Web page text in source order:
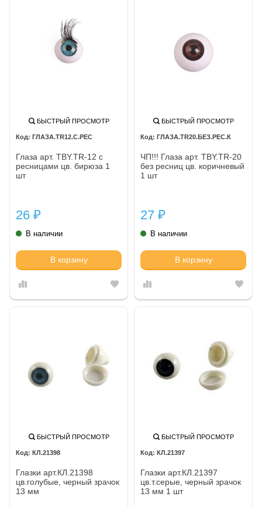
БЫСТРЫЙ ПРОСМОТР
ГЛАЗА.TR12.С.РЕС
Глаза арт. TBY.TR-12 с
ресницами цв. бирюза 1
шт
26 ₽
В наличии
В корзину
БЫСТРЫЙ ПРОСМОТР
ГЛАЗА.TR20.БЕЗ.РЕС.К
ЧП!!! Глаза арт. TBY.TR-20
без ресниц цв. коричневый
1 шт
27 ₽
В наличии
В корзину
БЫСТРЫЙ ПРОСМОТР
КЛ.21398
Глазки арт.КЛ.21398
цв.голубые, черный зрачок
13 мм
БЫСТРЫЙ ПРОСМОТР
КЛ.21397
Глазки арт.КЛ.21397
цв.т.серые, черный зрачок
13 мм 1 шт